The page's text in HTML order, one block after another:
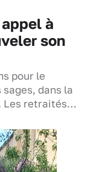
à
son
pour le
dans la
Les retraités…